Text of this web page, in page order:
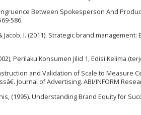
Between Spokesperson And
586.
Jacob, I. (2011). Strategic brand
Perilaku Konsumen Jilid 1, Edisi Kelima
and Validation of Scale to Measure
Journal of Advertising. ABI/INFORM
(1995). Understanding Brand Equity for